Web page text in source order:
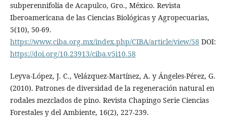
subperennifolia de Acapulco, Gro., México. Revista
Iberoamericana de las Ciencias Biológicas y Agropecuarias,
5(10), 50-69.
https://www.ciba.org.mx/index.php/CIBA/article/view/58 DOI:
https://doi.org/10.23913/ciba.v5i10.58
Leyva-López, J. C., Velázquez-Martínez, A. y Ángeles-Pérez, G.
(2010). Patrones de diversidad de la regeneración natural en
rodales mezclados de pino. Revista Chapingo Serie Ciencias
Forestales y del Ambiente, 16(2), 227-239.